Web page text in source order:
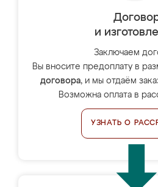
и
Заключаем
Вы вносите предоплату в
договора, и мы отдаём
Возможна оплата в
УЗНАТЬ О